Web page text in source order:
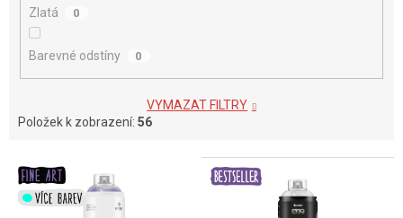
Zlatá 0
Barevné odstíny 0
VYMAZAT FILTRY
Položek k zobrazení: 56
V
p